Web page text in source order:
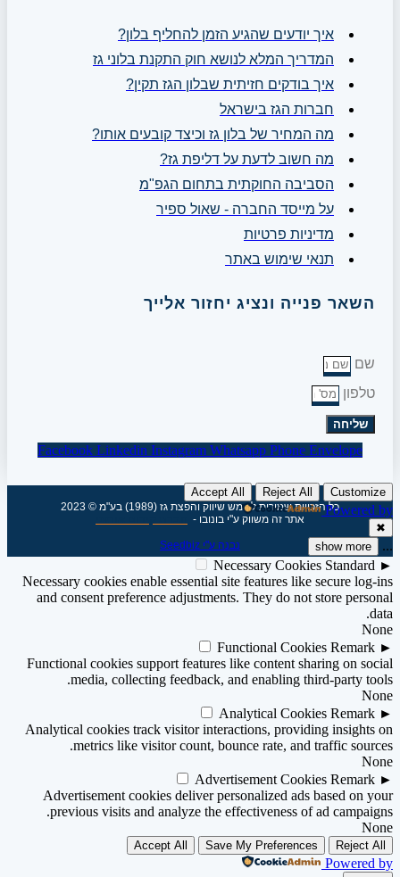
איך יודעים שהגיע הזמן להחליף בלון?
המדריך המלא לנושא חוק התקנת בלוני גז
איך בודקים חזיתית שבלון הגז תקין?
חברות הגז בישראל
מה המחיר של בלון גז וכיצד קובעים אותו?
מה חשוב לדעת על דליפת גז?
הסביבה החוקתית בתחום הגפ"מ
על מייסד החברה - שאול ספיר
מדיניות פרטיות
תנאי שימוש באתר
השאר פנייה ונציג יחזור אלייך
שם
טלפון
שליחה
Facebook Linkedin Instagram Whatsapp Phone Envelope
כל הזכויות שמורות לשמש שיווק והפצת גז (1989) בע"מ © 2023
אתר זה משווק ע"י בונובו -
נבנה ע"י Seedbiz
Customize
Reject All
Accept All
Powered by
✖
...
show more
►
Necessary Cookies Standard
Necessary cookies enable essential site features like secure log-ins
and consent preference adjustments. They do not store personal
data.
None
►
Functional Cookies Remark
Functional cookies support features like content sharing on social
media, collecting feedback, and enabling third-party tools.
None
►
Analytical Cookies Remark
Analytical cookies track visitor interactions, providing insights on
metrics like visitor count, bounce rate, and traffic sources.
None
►
Advertisement Cookies Remark
Advertisement cookies deliver personalized ads based on your
previous visits and analyze the effectiveness of ad campaigns.
None
Reject All
Save My Preferences
Accept All
Powered by